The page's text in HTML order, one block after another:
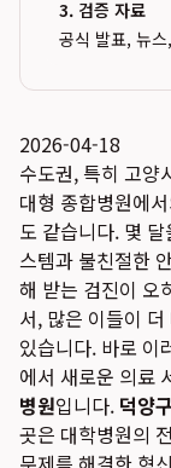
3. 검증 자료
공식 발표, 뉴
2026-04-18
수도권, 특히 고양
대형 종합병원에
도 같습니다. 몇
스템과 불친절한
해 받는 검진이 오
서, 많은 이들이
있습니다. 바로 이
에서 새로운 의료
병원입니다. 덕양
곳은 대학병원의